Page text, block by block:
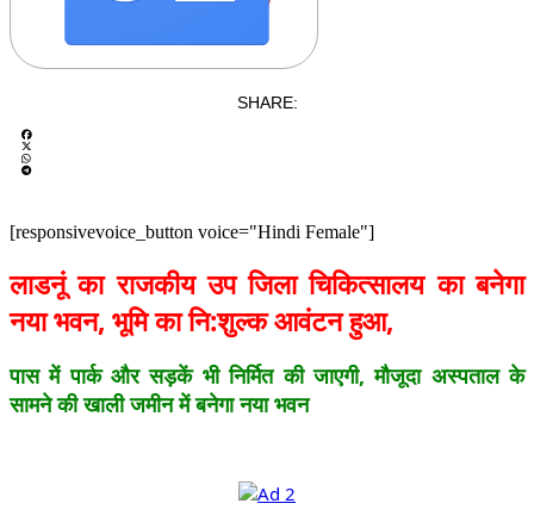
SHARE:
[responsivevoice_button voice="Hindi Female"]
लाडनूं का राजकीय उप जिला चिकित्सालय का बनेगा
नया भवन, भूमि का नि:शुल्क आवंटन हुआ,
पास में पार्क और सड़कें भी निर्मित की जाएगी, मौजूदा अस्पताल के
सामने की खाली जमीन में बनेगा नया भवन